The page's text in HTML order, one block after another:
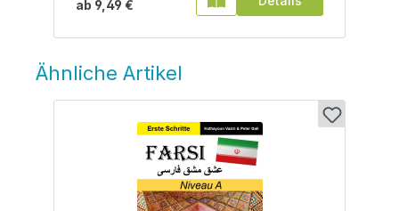
ab 9,49 €
Ähnliche Artikel